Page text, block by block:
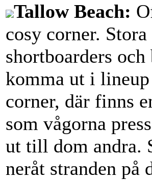
Tallow Beach:
cosy corner.
shortboarders
komma ut i
corner, där finns
som vågorna
ut till dom andra.
neråt stranden på